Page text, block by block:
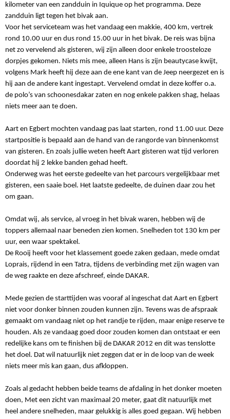
kilometer van een zandduin in Iquique op het programma. Deze
zandduin ligt tegen het bivak aan.
Voor het serviceteam was het vandaag een makkie, 400 km, vertrek
rond 10.00 uur en dus rond 15.00 uur in het bivak. De reis was bijna
net zo vervelend als gisteren, wij zijn alleen door enkele troosteloze
dorpjes gekomen. Niets mis mee, alleen Hans is zijn beautycase kwijt,
volgens Mark heeft hij deze aan de ene kant van de Jeep neergezet en is
hij aan de andere kant ingestapt. Vervelend omdat in deze koffer o.a.
de polo’s van schoonesdakar zaten en nog enkele pakken shag, helaas
niets meer aan te doen.
Aart en Egbert mochten vandaag pas laat starten, rond 11.00 uur. Deze
startpositie is bepaald aan de hand van de rangorde van binnenkomst
van gisteren. En zoals jullie weten heeft Aart gisteren wat tijd verloren
doordat hij 2 lekke banden gehad heeft.
Onderweg was het eerste gedeelte van het parcours vergelijkbaar met
gisteren, een saaie boel. Het laatste gedeelte, de duinen daar zou het
om gaan.
Omdat wij, als service, al vroeg in het bivak waren, hebben wij de
toppers allemaal naar beneden zien komen. Snelheden tot 130 km per
uur, een waar spektakel.
De Rooij heeft voor het klassement goede zaken gedaan, mede omdat
Loprais, rijdend in een Tatra, tijdens de verbinding met zijn wagen van
de weg raakte en deze afschreef, einde DAKAR.
Mede gezien de starttijden was vooraf al ingeschat dat Aart en Egbert
niet voor donker binnen zouden kunnen zijn. Tevens was de afspraak
gemaakt om vandaag niet op het randje te rijden, maar enige reserve te
houden. Als ze vandaag goed door zouden komen dan ontstaat er een
redelijke kans om te finishen bij de DAKAR 2012 en dit was tenslotte
het doel. Dat wil natuurlijk niet zeggen dat er in de loop van de week
niets meer mis kan gaan, dus afkloppen.
Zoals al gedacht hebben beide teams de afdaling in het donker moeten
doen, Met een zicht van maximaal 20 meter, gaat dit natuurlijk met
heel andere snelheden, maar gelukkig is alles goed gegaan. Wij hebben